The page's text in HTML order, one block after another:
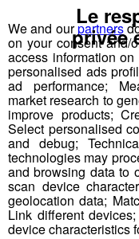
Nathan est allé
dans la Vallée du
We and ourpartners
on your consent and/
access information
personalised ads
ad performance;
market research to
improve products;
Select personalised
and debug;
technologies may
and browsing data to
scan device
geolocation data;
Link different
device characteristics
Le
privée